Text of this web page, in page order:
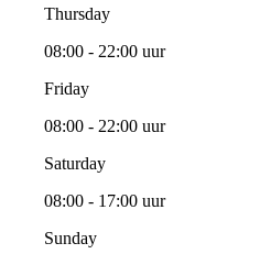
Thursday
08:00 - 22:00 uur
Friday
08:00 - 22:00 uur
Saturday
08:00 - 17:00 uur
Sunday